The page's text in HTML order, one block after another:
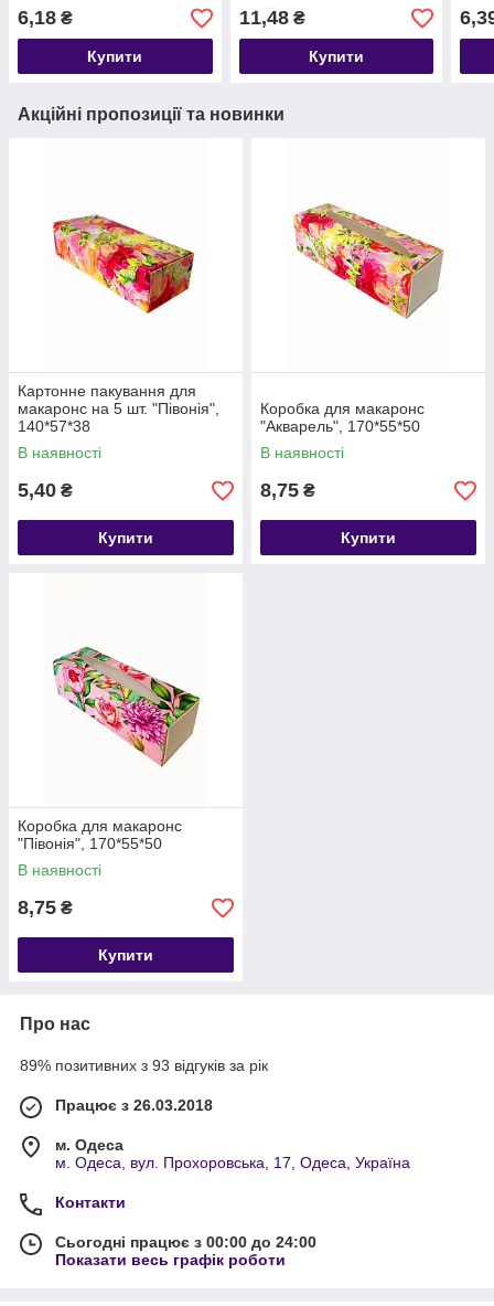
6,18 ₴
Купити
11,48₴
Купити
Акційні пропозиції та новинки
Картонне пакування для
макаронс на 5 шт. "Півонія",
140*57*38
В наявності
5,40 ₴
Купити
Коробка для макаронс
"Акварель", 170*55*50
В наявності
8,75 ₴
Купити
Коробка для макаронс
"Півонія", 170*55*50
В наявності
8,75 ₴
Купити
Про нас
89% позитивних з 93 відгуків за рік
Працює з 26.03.2018
м. Одеса
м. Одеса, вул. Прохоровська, 17, Одеса, Україна
Контакти
Сьогодні працює з 00:00 до 24:00
Показати весь графік роботи